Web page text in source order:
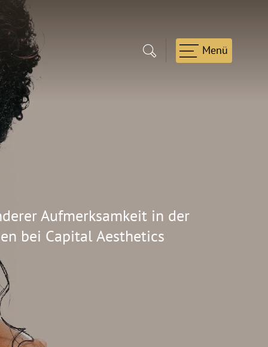
Aufmerksamkeit in der
bei Capital Aesthetics